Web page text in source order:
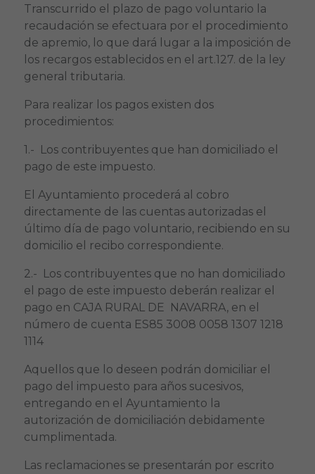
Transcurrido el plazo de pago voluntario la
recaudación se efectuara por el procedimiento
de apremio, lo que dará lugar a la imposición de
los recargos establecidos en el art.127. de la ley
general tributaria.
Para realizar los pagos existen dos
procedimientos:
1.- Los contribuyentes que han domiciliado el
pago de este impuesto.
El Ayuntamiento procederá al cobro
directamente de las cuentas autorizadas el
último día de pago voluntario, recibiendo en su
domicilio el recibo correspondiente.
2.- Los contribuyentes que no han domiciliado
el pago de este impuesto deberán realizar el
pago en CAJA RURAL DE NAVARRA, en el
número de cuenta ES85 3008 0058 1307 1218
1114
Aquellos que lo deseen podrán domiciliar el
pago del impuesto para años sucesivos,
entregando en el Ayuntamiento la
autorización de domiciliación debidamente
cumplimentada.
Las reclamaciones se presentarán por escrito